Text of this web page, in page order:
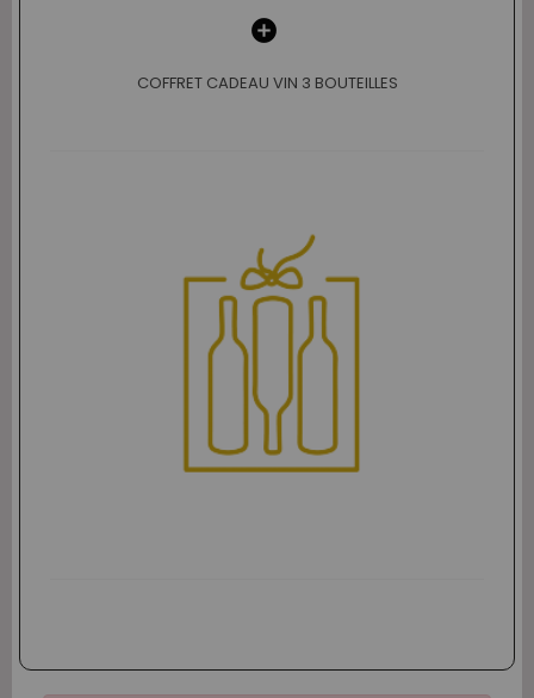
COFFRET CADEAU VIN 3 BOUTEILLES